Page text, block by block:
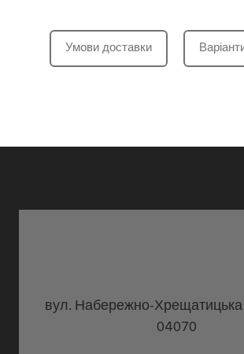
Умови доставки
вул. Набережно-Хрещатицька
04070